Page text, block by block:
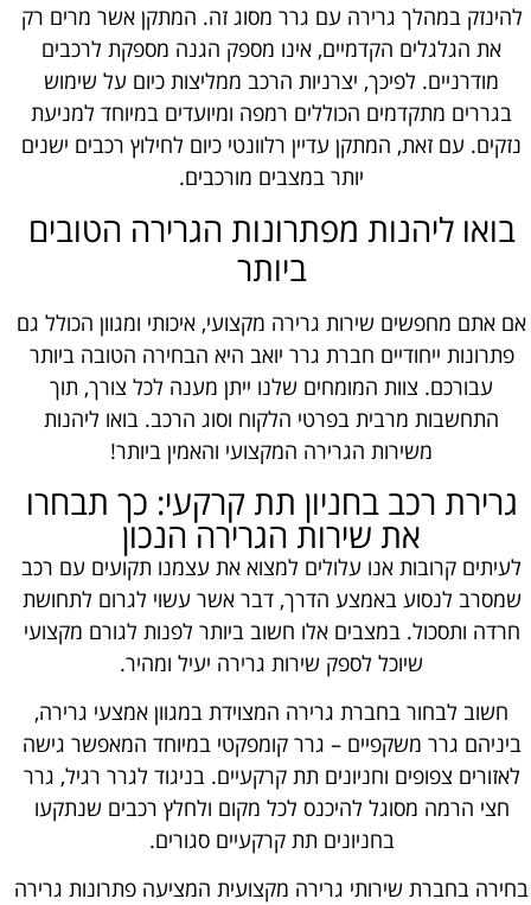
להינזק במהלך גרירה עם גרר מסוג זה. המתקן אשר מרים רק
את הגלגלים הקדמיים, אינו מספק הגנה מספקת לרכבים
מודרניים. לפיכך, יצרניות הרכב ממליצות כיום על שימוש
בגררים מתקדמים הכוללים רמפה ומיועדים במיוחד למניעת
נזקים. עם זאת, המתקן עדיין רלוונטי כיום לחילוץ רכבים ישנים
יותר במצבים מורכבים.
בואו ליהנות מפתרונות הגרירה הטובים
ביותר
אם אתם מחפשים שירות גרירה מקצועי, איכותי ומגוון הכולל גם
פתרונות ייחודיים חברת גרר יואב היא הבחירה הטובה ביותר
עבורכם. צוות המומחים שלנו ייתן מענה לכל צורך, תוך
התחשבות מרבית בפרטי הלקוח וסוג הרכב. בואו ליהנות
משירות הגרירה המקצועי והאמין ביותר!
גרירת רכב בחניון תת קרקעי: כך תבחרו
את שירות הגרירה הנכון
לעיתים קרובות אנו עלולים למצוא את עצמנו תקועים עם רכב
שמסרב לנסוע באמצע הדרך, דבר אשר עשוי לגרום לתחושת
חרדה ותסכול. במצבים אלו חשוב ביותר לפנות לגורם מקצועי
שיוכל לספק שירות גרירה יעיל ומהיר.
חשוב לבחור בחברת גרירה המצוידת במגוון אמצעי גרירה,
ביניהם גרר משקפיים – גרר קומפקטי במיוחד המאפשר גישה
לאזורים צפופים וחניונים תת קרקעיים. בניגוד לגרר רגיל, גרר
חצי הרמה מסוגל להיכנס לכל מקום ולחלץ רכבים שנתקעו
בחניונים תת קרקעיים סגורים.
בחירה בחברת שירותי גרירה מקצועית המציעה פתרונות גרירה